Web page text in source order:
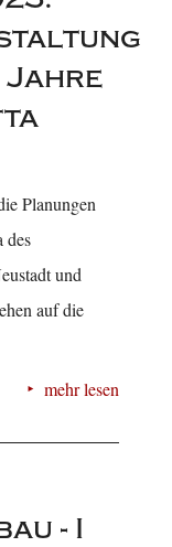
Jahre
Planungen
des
und
auf die
mehr lesen
- I